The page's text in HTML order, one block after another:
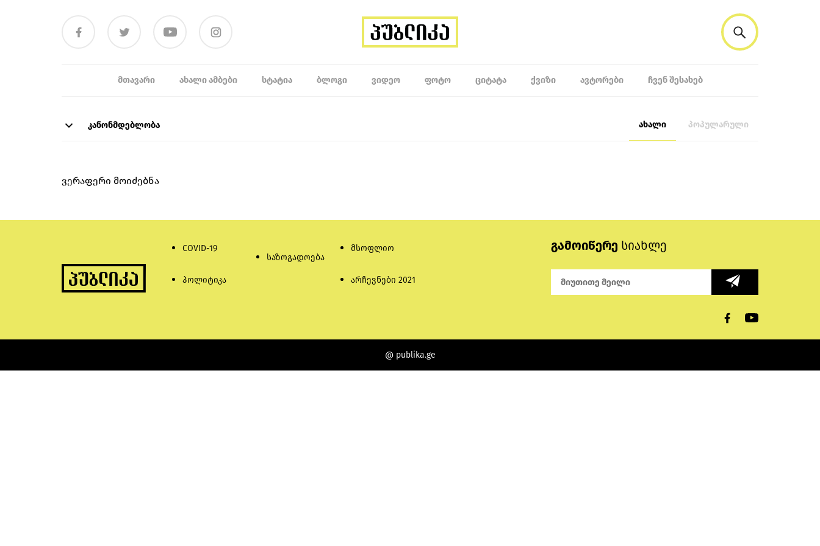
ᲛᲗᲐᲕᲐᲠᲘ ᲐᲮᲐᲚᲘ ᲐᲛᲑᲔᲑᲘ ᲡᲢᲐᲢᲘᲐ ᲑᲚᲝᲒᲘ ᲕᲘᲓᲔᲝ ᲤᲝᲢᲝ ᲪᲘᲢᲐᲢᲐ ᲥᲕᲘᲖᲘ ᲐᲕᲢᲝᲠᲔᲑᲘ ᲩᲕᲔᲜ ᲨᲔᲡᲐᲮᲔᲑ
კანონმდებლობა ახალი პოპულარული
ვერაფერი მოიძებნა
COVID-19
პოლიტიკა
საზოგადოება
მსოფლიო
არჩევნები 2021
გამოიწერე სიახლე
@ publika.ge